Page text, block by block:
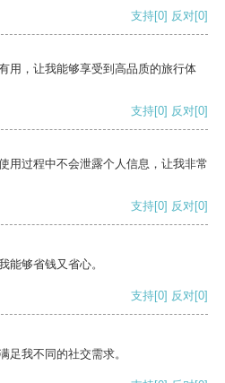
支持[0] 反对[0]
用，让我能够享受到高品质的旅行体
支持[0] 反对[0]
用过程中不会泄露个人信息，让我非常
支持[0] 反对[0]
能够省钱又省心。
支持[0] 反对[0]
足我不同的社交需求。